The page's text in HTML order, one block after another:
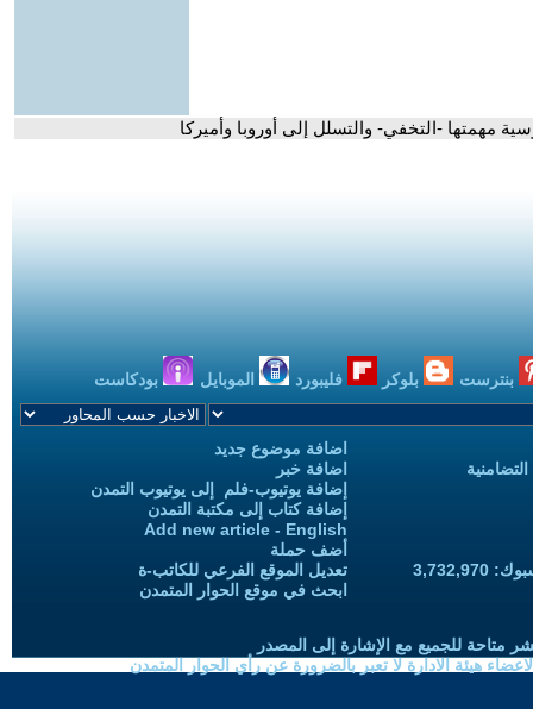
-التخفي- والتسلل إلى أوروبا وأميركا
بنترست بلوكر فليبورد الموبايل بودكاست
اضافة موضوع جديد
اضافة خبر
إضافة يوتيوب-فلم إلى يوتيوب التمدن
إضافة كتاب إلى مكتبة التمدن
Add new article - English
أضف حملة
تعديل الموقع الفرعي للكاتب-ة
ابحث في موقع الحوار المتمدن
متاحة للجميع مع الإشارة إلى المصدر
هيئة الادارة لا تعبر بالضرورة عن رأي الحوار المتمدن